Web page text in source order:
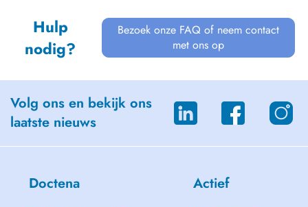
Hulp
nodig?
Bezoek onze FAQ of neem contact
met ons op
Volg ons en bekijk ons
laatste nieuws
Doctena Actief